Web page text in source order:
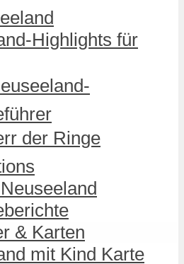
Highlights für
der Ringe
& Karten
mit Kind Karte